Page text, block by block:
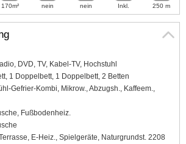
DVD, TV, Kabel-TV, Hochstuhl
1 Doppelbett, 1 Doppelbett, 2 Betten
Gefrier-Kombi, Mikrow., Abzugsh., Kaffeem.,
Fußbodenheiz.
E-Heiz., Spielgeräte, Naturgrundst. 2208
170m² nein nein Inkl. 250 m